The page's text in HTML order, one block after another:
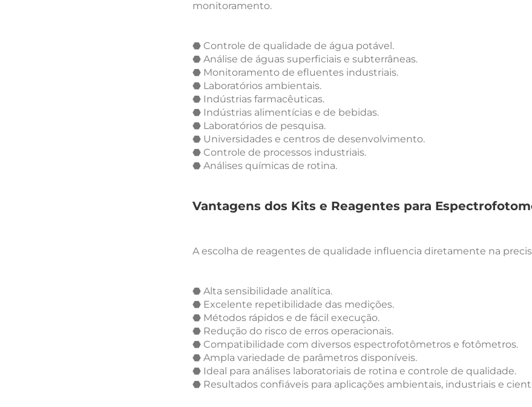
monitoramento.
⬣ Controle de qualidade de água potável.
⬣ Análise de águas superficiais e subterrâneas.
⬣ Monitoramento de efluentes industriais.
⬣ Laboratórios ambientais.
⬣ Indústrias farmacêuticas.
⬣ Indústrias alimentícias e de bebidas.
⬣ Laboratórios de pesquisa.
⬣ Universidades e centros de desenvolvimento.
⬣ Controle de processos industriais.
⬣ Análises químicas de rotina.
Vantagens dos Kits e Reagentes para
A escolha de reagentes de qualidade influencia diretamente na
⬣ Alta sensibilidade analítica.
⬣ Excelente repetibilidade das medições.
⬣ Métodos rápidos e de fácil execução.
⬣ Redução do risco de erros operacionais.
⬣ Compatibilidade com diversos espectrofotômetros e fotômetros.
⬣ Ampla variedade de parâmetros disponíveis.
⬣ Ideal para análises laboratoriais de rotina e controle de qualidade.
⬣ Resultados confiáveis para aplicações ambientais, industriais e